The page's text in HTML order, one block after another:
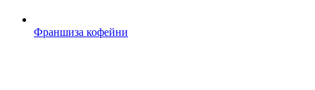
Франшиза кофейни